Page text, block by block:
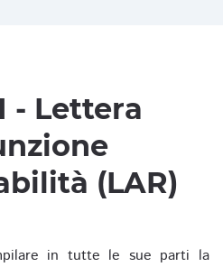
- Lettera
(LAR)
in tutte le sue parti la